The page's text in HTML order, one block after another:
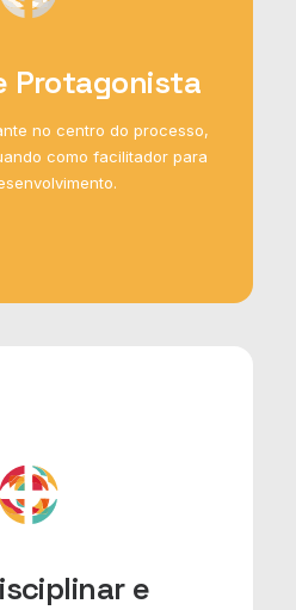
Protagonista
no centro do processo,
como facilitador para
e